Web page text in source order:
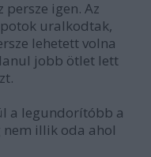
persze igen. Az
uralkodtak,
lehetett volna
jobb ötlet lett
a legundorítóbb a
nem illik oda ahol